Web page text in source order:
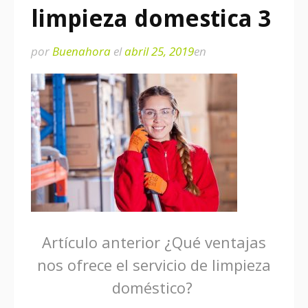
limpieza domestica 3
porBuenahora elabril 25, 2019en
Seguir
leyendo
Artículo anterior ¿Qué ventajas
nos ofrece el servicio de limpieza
doméstico?